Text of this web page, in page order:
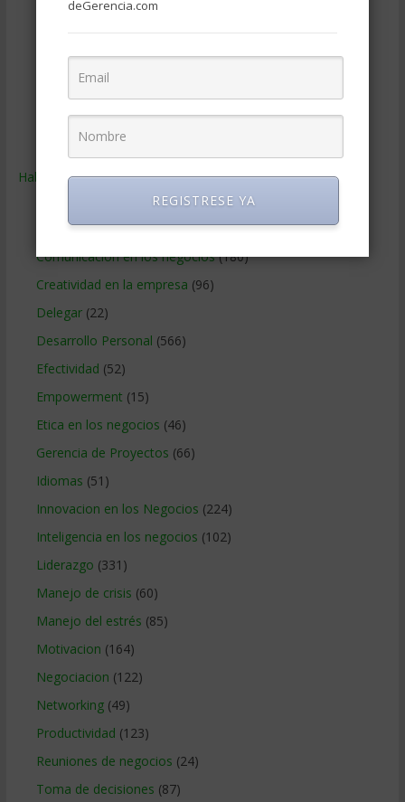
Publicidad(306)
Relaciones con los clientes(219)
Tecnologia de Informacion(665)
(242)
Habilidades(2.843)
Administracion del tiempo(70)
Coaching(101)
Comunicacion en los negocios(180)
Creatividad en la empresa (96)
Delegar(22)
Desarrollo Personal (566)
Efectividad (52)
Empowerment (15)
Etica en los negocios (46)
Gerencia de Proyectos (66)
Idiomas (51)
Innovacion en los Negocios (224)
Inteligencia en los negocios (102)
Liderazgo (331)
Manejo de crisis (60)
Manejo del estrés (85)
Motivacion (164)
Negociacion (122)
Networking(49)
Productividad (123)
Reuniones de negocios (24)
Toma de decisiones (87)
deGerencia.com
REGISTRESE YA